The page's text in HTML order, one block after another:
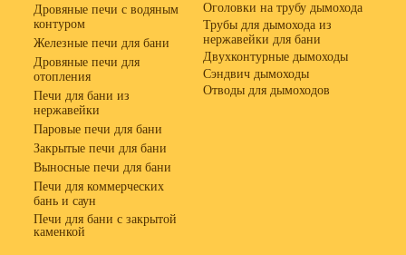
Дровяные печи с водяным
контуром
Железные печи для бани
Дровяные печи для
отопления
Печи для бани из
нержавейки
Паровые печи для бани
Закрытые печи для бани
Выносные печи для бани
Печи для коммерческих
бань и саун
Печи для бани с закрытой
каменкой
Оголовки на трубу дымохода
Трубы для дымохода из
нержавейки для бани
Двухконтурные дымоходы
Сэндвич дымоходы
Отводы для дымоходов